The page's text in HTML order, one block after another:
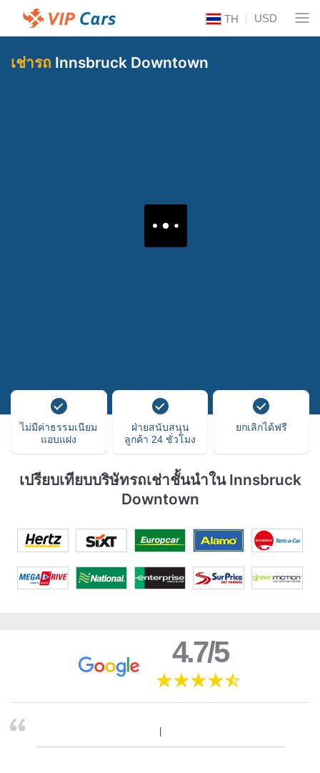
TH USD
เช่ารถ Innsbruck Downtown
ไม่มีค่าธรรมเนียม
แอบแฝง
ฝ่ายสนับสนุน
ลูกค้า 24 ชั่วโมง
ยกเลิกได้ฟรี
เปรียบเทียบบริษัทรถเช่าชั้นนำใน Innsbruck
Downtown
4.7/5